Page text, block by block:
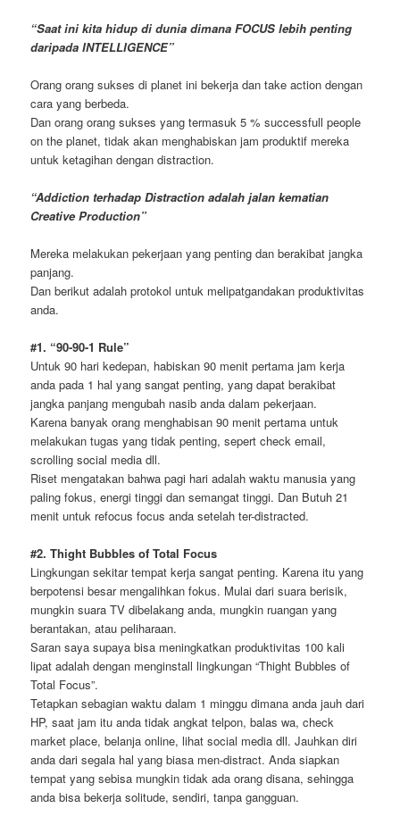
“Saat ini kita hidup di dunia dimana FOCUS lebih penting
daripada INTELLIGENCE”
Orang orang sukses di planet ini bekerja dan take action dengan
cara yang berbeda.
Dan orang orang sukses yang termasuk 5 % successfull people
on the planet, tidak akan menghabiskan jam produktif mereka
untuk ketagihan dengan distraction.
“Addiction terhadap Distraction adalah jalan kematian
Creative Production”
Mereka melakukan pekerjaan yang penting dan berakibat jangka
panjang.
Dan berikut adalah protokol untuk melipatgandakan produktivitas
anda.
#1. “90-90-1 Rule”
Untuk 90 hari kedepan, habiskan 90 menit pertama jam kerja
anda pada 1 hal yang sangat penting, yang dapat berakibat
jangka panjang mengubah nasib anda dalam pekerjaan.
Karena banyak orang menghabisan 90 menit pertama untuk
melakukan tugas yang tidak penting, sepert check email,
scrolling social media dll.
Riset mengatakan bahwa pagi hari adalah waktu manusia yang
paling fokus, energi tinggi dan semangat tinggi. Dan Butuh 21
menit untuk refocus focus anda setelah ter-distracted.
#2. Thight Bubbles of Total Focus
Lingkungan sekitar tempat kerja sangat penting. Karena itu yang
berpotensi besar mengalihkan fokus. Mulai dari suara berisik,
mungkin suara TV dibelakang anda, mungkin ruangan yang
berantakan, atau peliharaan.
Saran saya supaya bisa meningkatkan produktivitas 100 kali
lipat adalah dengan menginstall lingkungan “Thight Bubbles of
Total Focus”.
Tetapkan sebagian waktu dalam 1 minggu dimana anda jauh dari
HP, saat jam itu anda tidak angkat telpon, balas wa, check
market place, belanja online, lihat social media dll. Jauhkan diri
anda dari segala hal yang biasa men-distract. Anda siapkan
tempat yang sebisa mungkin tidak ada orang disana, sehingga
anda bisa bekerja solitude, sendiri, tanpa gangguan.